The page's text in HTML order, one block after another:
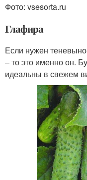
Фото: vsesorta.ru
Глафира
Если нужен
– то это именно он.
идеальны в свежем